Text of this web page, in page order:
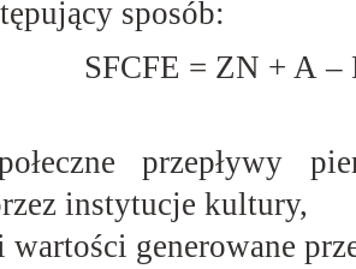
sposób:
SFCFE = ZN + A
przepływy
instytucje kultury,
generowane